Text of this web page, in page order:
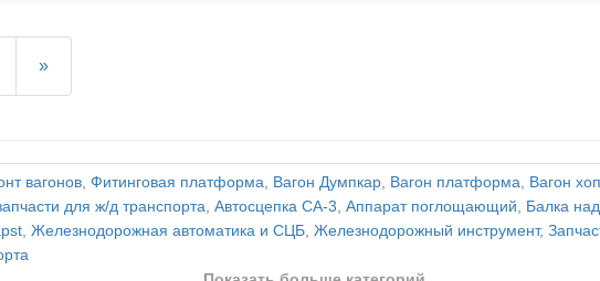
»
вагонов, Фитинговая платформа, Вагон Думпкар, Вагон платформа, Вагон
для ж/д транспорта, Автосцепка СА-3, Аппарат поглощающий, Балка
, Железнодорожная автоматика и СЦБ, Железнодорожный инструмент,